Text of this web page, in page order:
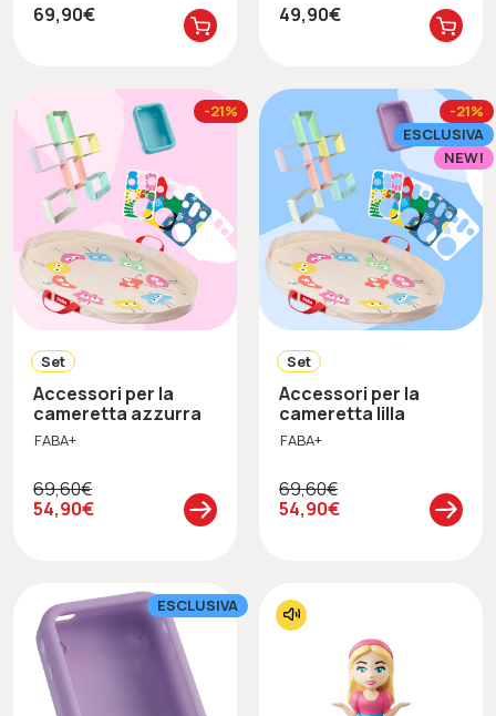
69,90€ 49,90€
-21%
Set
Accessori per la
cameretta azzurra
FABA+
54,90€
69,60€
-21%
ESCLUSIVA
NEW!
Set
Accessori per la
cameretta lilla
FABA+
54,90€
69,60€
ESCLUSIVA